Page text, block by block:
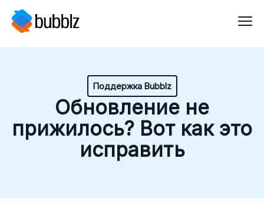
Поддержка Bubblz
Обновление не
прижилось? Вот как это
исправить